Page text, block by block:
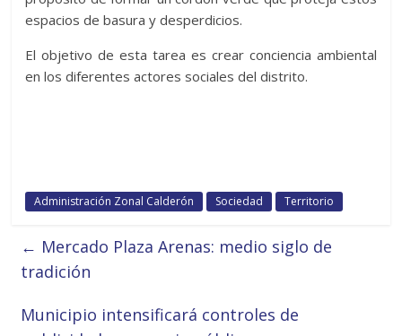
espacios de basura y desperdicios.
El objetivo de esta tarea es crear conciencia ambiental
en los diferentes actores sociales del distrito.
Administración Zonal Calderón Sociedad Territorio
← Mercado Plaza Arenas: medio siglo de
tradición
Municipio intensificará controles de